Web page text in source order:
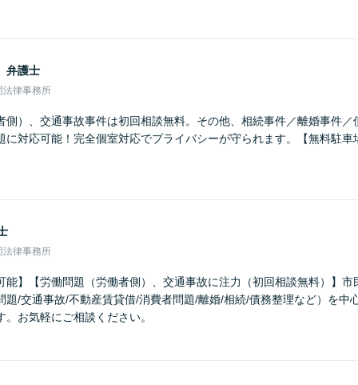
弁護士
法律事務所
側）、交通事故事件は初回相談無料。その他、相続事件／離婚事件／
に対応可能！完全個室対応でプライバシーが守られます。【無料駐車
法律事務所
能】【労働問題（労働者側）、交通事故に注力（初回相談無料）】市
題/交通事故/不動産賃貸借/消費者問題/離婚/相続/債務整理など）を中
。お気軽にご相談ください。